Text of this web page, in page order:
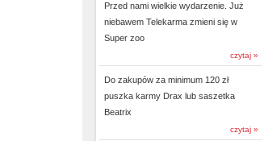
Przed nami wielkie wydarzenie. Już
niebawem Telekarma zmieni się w
Super zoo
czytaj »
Do zakupów za minimum 120 zł
puszka karmy Drax lub saszetka
Beatrix
czytaj »